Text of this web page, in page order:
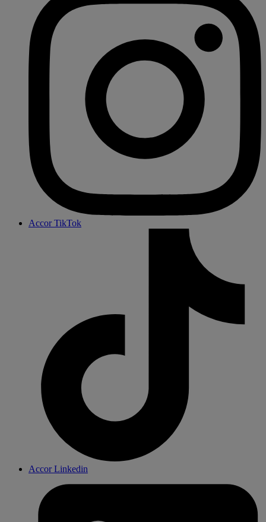
Accor TikTok
Accor Linkedin